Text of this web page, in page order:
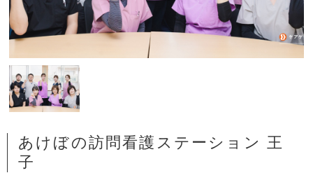
あけぼの訪問看護ステーション 王
子